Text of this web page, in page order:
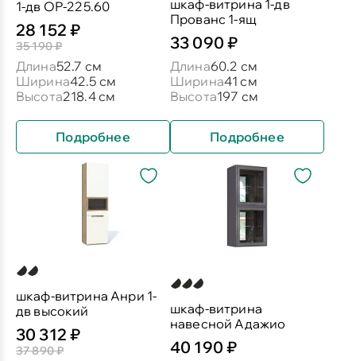
1-дв ОР-225.60
28 152 ₽
35 190 ₽
Длина52.7 см
Ширина42.5 см
Высота218.4 см
Подробнее
шкаф-витрина 1-дв
Прованс 1-ящ
33 090 ₽
Длина60.2 см
Ширина41 см
Высота197 см
Подробнее
шкаф-витрина Анри 1-
дв высокий
30 312 ₽
37 890 ₽
шкаф-витрина
навесной Адажио
40 190 ₽